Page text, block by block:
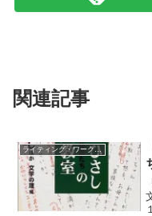
関連記事
ライティング・ワークショップ